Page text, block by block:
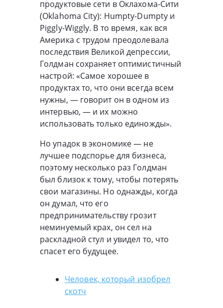
продуктовые сети в Оклахома-Сити
(Oklahoma City): Humpty-Dumpty и
Piggly-Wiggly. В то время, как вся
Америка с трудом преодолевала
последствия Великой депрессии,
Голдман сохраняет оптимистичный
настрой: «Самое хорошее в
продуктах то, что они всегда всем
нужны, — говорит он в одном из
интервью, — и их можно
использовать только единожды».
Но упадок в экономике — не
лучшее подспорье для бизнеса,
поэтому несколько раз Голдман
был близок к тому, чтобы потерять
свои магазины. Но однажды, когда
он думал, что его
предпринимательству грозит
неминуемый крах, он сел на
раскладной стул и увидел то, что
спасет его будущее.
Человек, который изобрел
скотч